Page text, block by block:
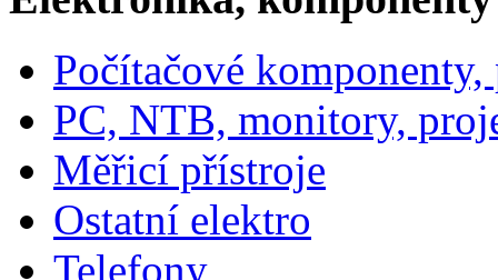
Počítačové
PC, NTB, monitory,
Měřicí přístroje
Ostatní elektro
Telefony